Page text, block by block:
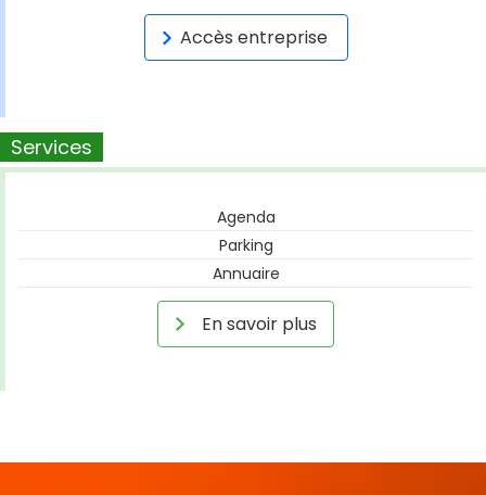
Accès entreprise
Services
Agenda
Parking
Annuaire
En savoir plus